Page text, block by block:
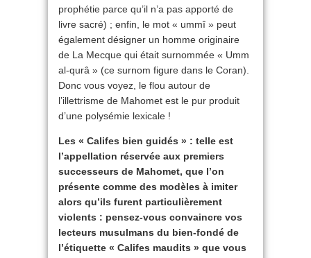
prophétie parce qu’il n’a pas apporté de
livre sacré) ; enfin, le mot « ummî » peut
également désigner un homme originaire
de La Mecque qui était surnommée « Umm
al-qurâ » (ce surnom figure dans le Coran).
Donc vous voyez, le flou autour de
l’illettrisme de Mahomet est le pur produit
d’une polysémie lexicale !
Les « Califes bien guidés » : telle est
l’appellation réservée aux premiers
successeurs de Mahomet, que l’on
présente comme des modèles à imiter
alors qu’ils furent particulièrement
violents : pensez-vous convaincre vos
lecteurs musulmans du bien-fondé de
l’étiquette « Califes maudits » que vous